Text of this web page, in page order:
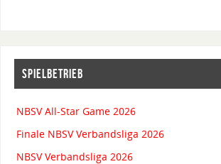
SPIELBETRIEB
NBSV All-Star Game 2026
Finale NBSV Verbandsliga 2026
NBSV Verbandsliga 2026